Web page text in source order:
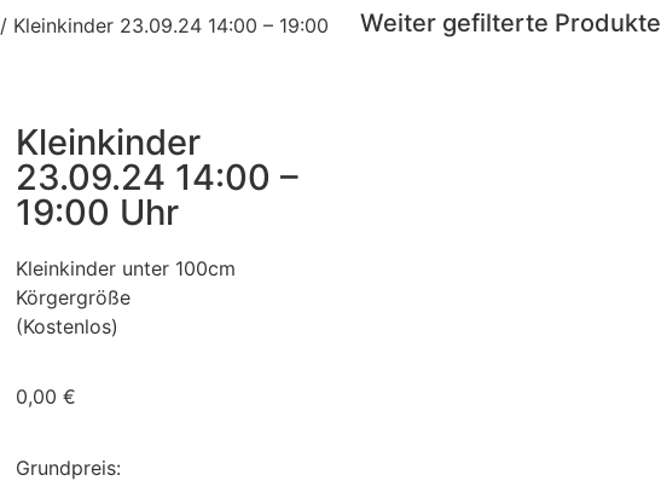
/ Kleinkinder 23.09.24 14:00 – 19:00
Kleinkinder
23.09.24 14:00 –
19:00 Uhr
Kleinkinder unter 100cm
Körgergröße
(Kostenlos)
0,00 €
Grundpreis:
Weiter gefilterte Produkte